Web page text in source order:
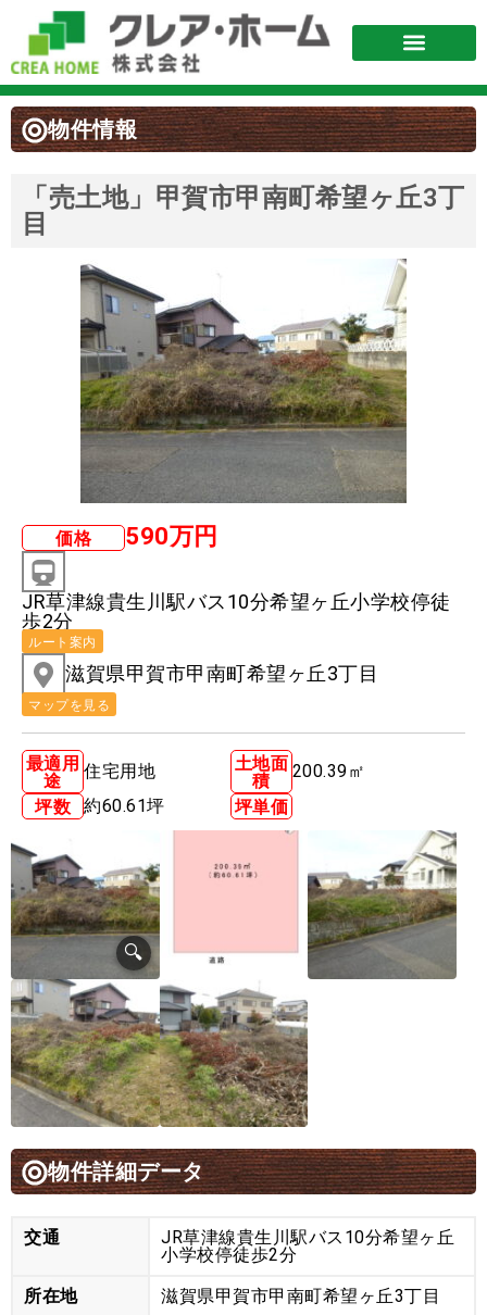
物件情報
「売土地」甲賀市甲南町希望ヶ丘3丁
目
価格 590万円
JR草津線貴生川駅バス10分希望ヶ丘小学校停徒
歩2分
ルート案内
滋賀県甲賀市甲南町希望ヶ丘3丁目
マップを見る
最適用
途
住宅用地
土地面
積
200.39㎡
坪数
約60.61坪 坪単価
物件詳細データ
交通
JR草津線貴生川駅バス10分希望ヶ丘
小学校停徒歩2分
所在地
滋賀県甲賀市甲南町希望ヶ丘3丁目